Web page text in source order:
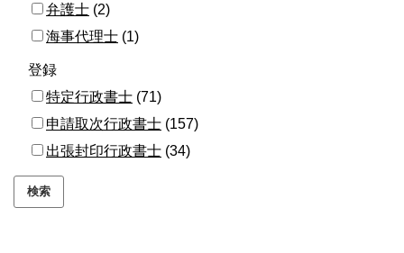
弁護士 (2)
海事代理士 (1)
登録
特定行政書士 (71)
申請取次行政書士 (157)
出張封印行政書士 (34)